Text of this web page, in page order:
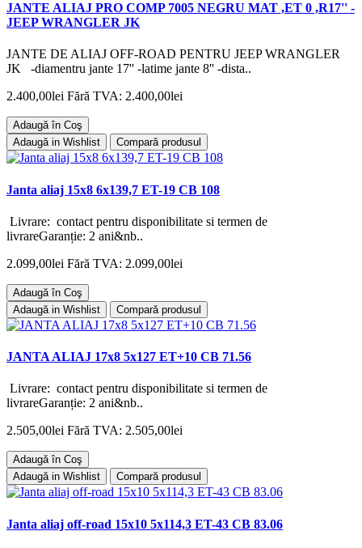
JANTE ALIAJ PRO COMP 7005 NEGRU MAT ,ET 0 ,R17'' -
JEEP WRANGLER JK
JANTE DE ALIAJ OFF-ROAD PENTRU JEEP WRANGLER
JK -diamentru jante 17'' -latime jante 8'' -dista..
2.400,00lei Fără TVA: 2.400,00lei
Adaugă în Coş
Adaugă in Wishlist
Compară produsul
Janta aliaj 15x8 6x139,7 ET-19 CB 108
Livrare: contact pentru disponibilitate si termen de
livrareGaranție: 2 ani&nb..
2.099,00lei Fără TVA: 2.099,00lei
Adaugă în Coş
Adaugă in Wishlist
Compară produsul
JANTA ALIAJ 17x8 5x127 ET+10 CB 71.56
Livrare: contact pentru disponibilitate si termen de
livrareGaranție: 2 ani&nb..
2.505,00lei Fără TVA: 2.505,00lei
Adaugă în Coş
Adaugă in Wishlist
Compară produsul
Janta aliaj off-road 15x10 5x114,3 ET-43 CB 83.06